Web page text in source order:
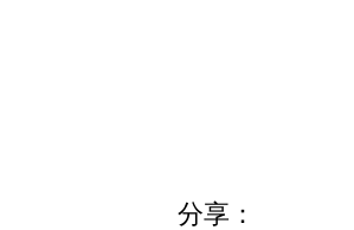
分享：